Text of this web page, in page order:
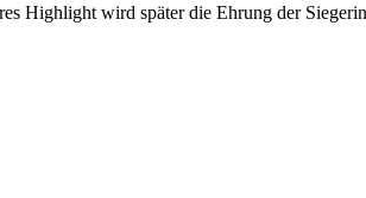
Highlight wird später die Ehrung der